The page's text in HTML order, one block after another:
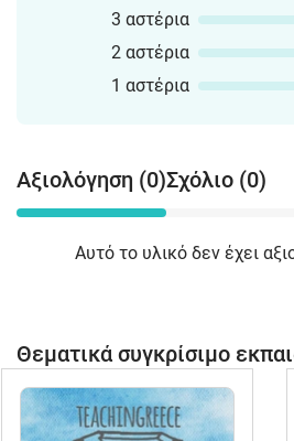
3 αστέρια
2 αστέρια
1 αστέρια
Αξιολόγηση (0)Σχόλιο (0)
Αυτό το υλικό δεν έχει
Θεματικά συγκρίσιμο